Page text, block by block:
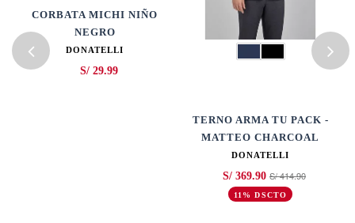
CORBATA MICHI NIÑO
NEGRO
DONATELLI
S/ 29.99
TERNO ARMA TU PACK -
MATTEO CHARCOAL
DONATELLI
S/ 369.90 S/ 414.90
11% DSCTO